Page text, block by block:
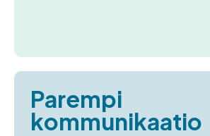
Parempi
kommunikaatio